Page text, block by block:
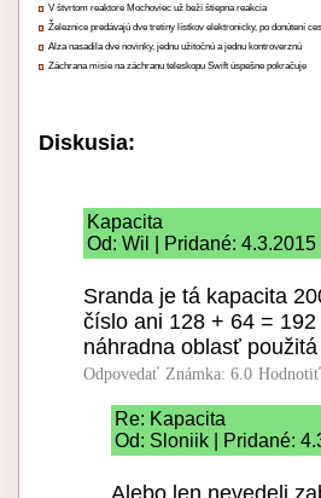
V štvrtom reaktore Mochoviec už beží štiepna reakcia
Železnice predávajú dve tretiny lístkov elektronicky, po donútení
Alza nasadila dve novinky, jednu užitočnú a jednu kontroverznú
Záchrana misie na záchranu teleskopu Swift úspešne pokračuje
Diskusia:
Kapacita
Od: Wil | Pridané: 4.3.2015
Sranda je tá kapacita
číslo ani 128 + 64 =
náhradna oblasť
Odpovedať Známka: 6.0
Re: Kapacita
Od: Sloniik | Pridané:
Alebo len nevedeli